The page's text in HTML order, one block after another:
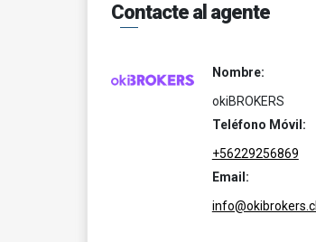
Contacte al agente
Nombre:
okiBROKERS
Teléfono Móvil:
+56229256869
Email:
info@okibrokers.cl